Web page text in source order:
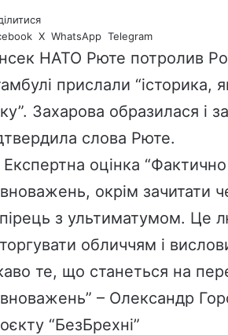
X WhatsApp Telegram
НАТО Рюте потролив
прислали “історика,
Захарова образилася і
слова Рюте.
Експертна оцінка
окрім зачитати
з ультиматумом. Це
обличчям і
те, що станеться на
– Олександр
“БезБрехні”